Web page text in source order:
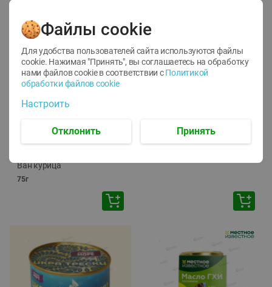
12
1.05 руб./
руб./шт
Корм влаж. для кош. с
Ван курица
75г
ТОФУ Vegetus ТВЕРДЫЙ
Файлы cookie
Для удобства пользователей сайта используются файлы
cookie. Нажимая "Принять", вы соглашаетесь на обработку
нами файлов cookie в соответствии с Политикой
обработки файлов cookie
Настроить
Отклонить Принять